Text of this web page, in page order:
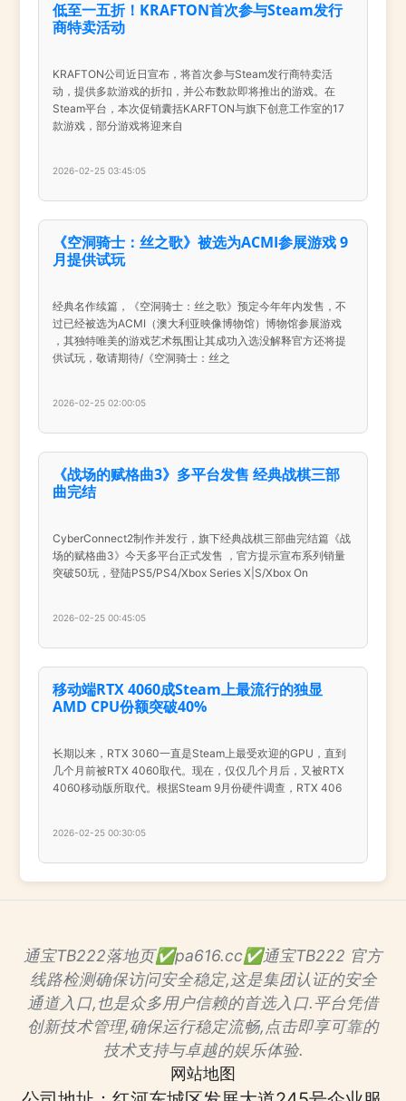
低至一五折！KRAFTON首次参与Steam发行
商特卖活动
KRAFTON公司近日宣布，将首次参与Steam发行商特卖活
动，提供多款游戏的折扣，并公布数款即将推出的游戏。在
Steam平台，本次促销囊括KARFTON与旗下创意工作室的17
款游戏，部分游戏将迎来自
2026-02-25 03:45:05
《空洞骑士：丝之歌》被选为ACMI参展游戏 9
月提供试玩
经典名作续篇，《空洞骑士：丝之歌》预定今年年内发售，不
过已经被选为ACMI（澳大利亚映像博物馆）博物馆参展游戏
，其独特唯美的游戏艺术氛围让其成功入选没解释官方还将提
供试玩，敬请期待/《空洞骑士：丝之
2026-02-25 02:00:05
《战场的赋格曲3》多平台发售 经典战棋三部
曲完结
CyberConnect2制作并发行，旗下经典战棋三部曲完结篇《战
场的赋格曲3》今天多平台正式发售 ，官方提示宣布系列销量
突破50玩，登陆PS5/PS4/Xbox Series X|S/Xbox On
2026-02-25 00:45:05
移动端RTX 4060成Steam上最流行的独显
AMD CPU份额突破40%
长期以来，RTX 3060一直是Steam上最受欢迎的GPU，直到
几个月前被RTX 4060取代。现在，仅仅几个月后，又被RTX
4060移动版所取代。根据Steam 9月份硬件调查，RTX 406
2026-02-25 00:30:05
通宝TB222落地页✅pa616.cc✅通宝TB222 官方
线路检测确保访问安全稳定,这是集团认证的安全
通道入口,也是众多用户信赖的首选入口.平台凭借
创新技术管理,确保运行稳定流畅,点击即享可靠的
技术支持与卓越的娱乐体验.
网站地图